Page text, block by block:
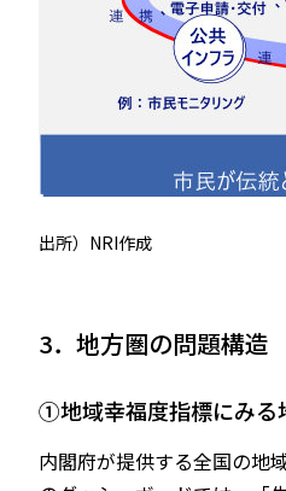
出所）NRI作成
3．地方圏の問題構造
①地域幸福度指標にみる
内閣府が提供する全国の地